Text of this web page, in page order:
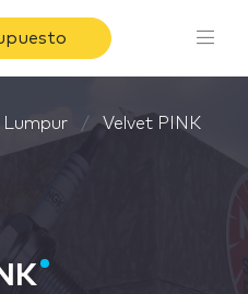
Lumpur Velvet PINK